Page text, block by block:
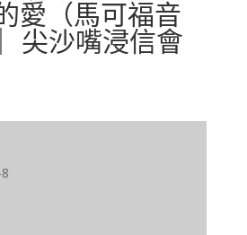
愛（馬可福音
尖沙嘴浸信會